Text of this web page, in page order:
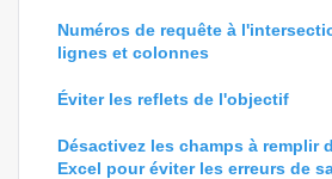
Numéros de requête à
lignes et colonnes
Éviter les reflets de l'objectif
Désactivez les champs à remplir
Excel pour éviter les erreurs de